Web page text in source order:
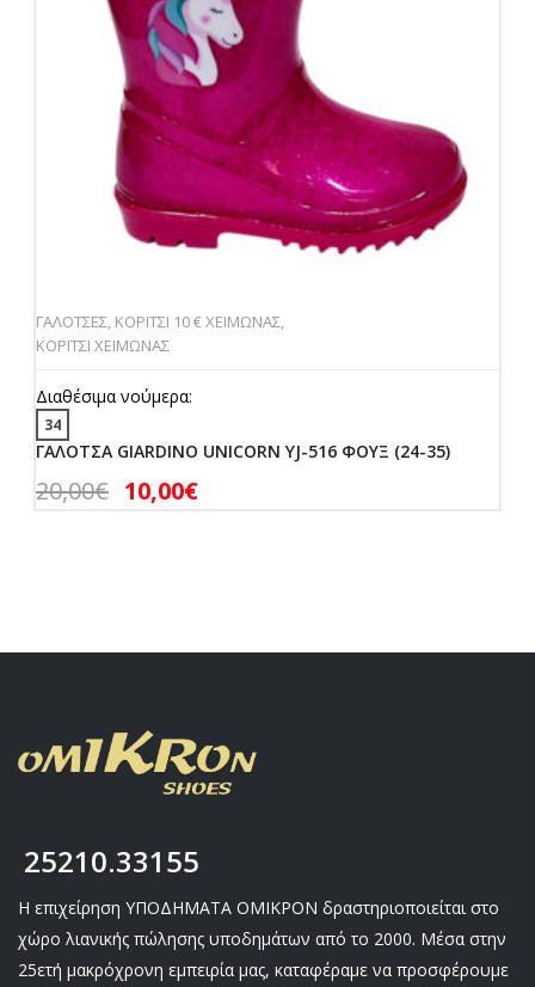
ΓΑΛΟΤΣΕΣ, ΚΟΡΙΤΣΙ 10 € ΧΕΙΜΩΝΑΣ,
ΚΟΡΙΤΣΙ ΧΕΙΜΩΝΑΣ
Διαθέσιμα νούμερα:
34
ΓΑΛΟΤΣΑ GIARDINO UNICORN YJ-516 ΦΟΥΞ (24-35)
20,00€ 10,00€
25210.33155
Η επιχείρηση ΥΠΟΔΗΜΑΤΑ ΟΜΙΚΡΟΝ δραστηριοποιείται στο
χώρο λιανικής πώλησης υποδημάτων από το 2000. Μέσα στην
25ετή μακρόχρονη εμπειρία μας, καταφέραμε να προσφέρουμε